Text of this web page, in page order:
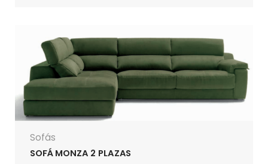
Sofás
SOFÁ MONZA 2 PLAZAS